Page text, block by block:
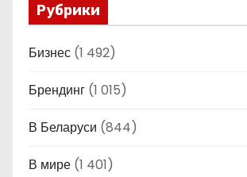
Рубрики
Бизнес (1 492)
Брендинг (1 015)
В Беларуси (844)
В мире (1 401)